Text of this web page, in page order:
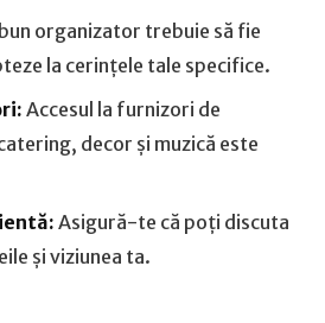
organizator trebuie să fie
la cerințele tale specifice.
Accesul la furnizori de
decor și muzică este
Asigură-te că poți discuta
și viziunea ta.